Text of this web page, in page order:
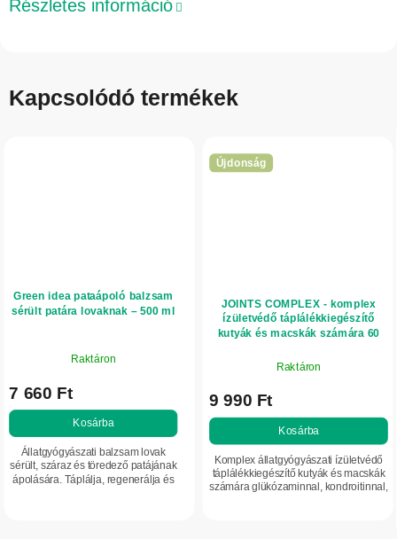
Részletes információ
Kapcsolódó termékek
Green idea pataápoló balzsam
sérült patára lovaknak – 500 ml
Raktáron
7 660 Ft
Kosárba
Állatgyógyászati balzsam lovak
sérült, száraz és töredező patájának
ápolására. Táplálja, regenerálja és
Újdonság
JOINTS COMPLEX - komplex
ízületvédő táplálékkiegészítő
kutyák és macskák számára 60
Raktáron
9 990 Ft
Kosárba
Komplex állatgyógyászati ízületvédő
táplálékkiegészítő kutyák és macskák
számára glükózaminnal, kondroitinnal,